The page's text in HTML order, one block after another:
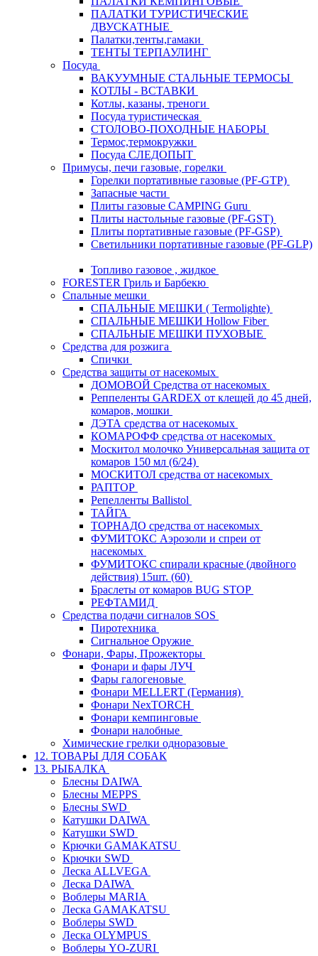
ПАЛАТКИ ТУРИСТИЧЕСКИЕ
ДВУСКАТНЫЕ
Палатки,тенты,гамаки
ТЕНТЫ ТЕРПАУЛИНГ
Посуда
ВАКУУМНЫЕ СТАЛЬНЫЕ ТЕРМОСЫ
КОТЛЫ - ВСТАВКИ
Котлы, казаны, треноги
Посуда туристическая
СТОЛОВО-ПОХОДНЫЕ НАБОРЫ
Термос,термокружки
Посуда СЛЕДОПЫТ
Примусы, печи газовые, горелки
Горелки портативные газовые (PF-GTP)
Запасные части
Плиты газовые CAMPING Guru
Плиты настольные газовые (PF-GST)
Плиты портативные газовые (PF-GSP)
Светильники портативные газовые (PF-GLP)
Топливо газовое , жидкое
FORESTER Гриль и Барбекю
Спальные мешки
СПАЛЬНЫЕ МЕШКИ ( Termolighte)
СПАЛЬНЫЕ МЕШКИ Hollow Fiber
СПАЛЬНЫЕ МЕШКИ ПУХОВЫЕ
Средства для розжига
Спички
Средства защиты от насекомых
ДОМОВОЙ Средства от насекомых
Реппеленты GARDEX от клещей до 45 дней,
комаров, мошки
ДЭТА средства от насекомых
КОМАРОФФ средства от насекомых
Москитол молочко Универсальная защита от
комаров 150 мл (6/24)
МОСКИТОЛ средства от насекомых
РАПТОР
Репелленты Ballistol
ТАЙГА
ТОРНАДО средства от насекомых
ФУМИТОКС Аэрозоли и спреи от
насекомых
ФУМИТОКС спирали красные (двойного
действия) 15шт. (60)
Браслеты от комаров BUG STOP
РЕФТАМИД
Средства подачи сигналов SOS
Пиротехника
Сигнальное Оружие
Фонари, Фары, Прожекторы
Фонари и фары ЛУЧ
Фары галогеновые
Фонари MELLERT (Германия)
Фонари NexTORCH
Фонари кемпинговые
Фонари налобные
Химические грелки одноразовые
12. ТОВАРЫ ДЛЯ СОБАК
13. РЫБАЛКА
Блесны DAIWA
Блесны MEPPS
Блесны SWD
Катушки DAIWA
Катушки SWD
Крючки GAMAKATSU
Крючки SWD
Леска ALLVEGA
Леска DAIWA
Воблеры MARIA
Леска GAMAKATSU
Воблеры SWD
Леска OLYMPUS
Воблеры YO-ZURI